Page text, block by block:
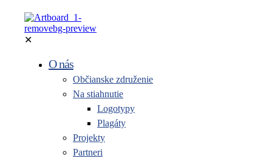
✕
O nás
Občianske združenie
Na stiahnutie
Logotypy
Plagáty
Projekty
Partneri